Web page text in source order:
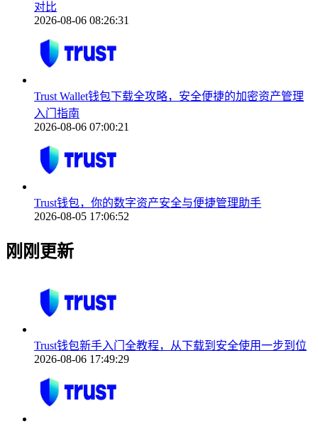
对比
2026-08-06 08:26:31
Trust Wallet钱包下载全攻略，安全便捷的加密资产管理
入门指南
2026-08-06 07:00:21
Trust钱包，你的数字资产安全与便捷管理助手
2026-08-05 17:06:52
刚刚更新
Trust钱包新手入门全教程，从下载到安全使用一步到位
2026-08-06 17:49:29